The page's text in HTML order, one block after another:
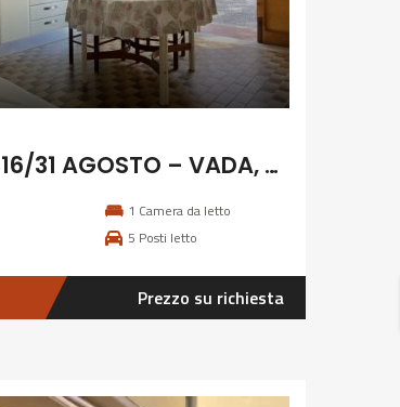
100A – 16/31 AGOSTO – VADA, 4 POSTI CLIMATIZZATO
1 Camera da letto
5 Posti letto
Prezzo su richiesta